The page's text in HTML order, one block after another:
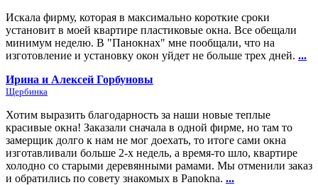
Искала фирму, которая в максимально короткие сроки
установит в моей квартире пластиковые окна. Все обещали
минимум неделю. В "Панокнах" мне пообщали, что на
изготовление и установку окон уйдет не больше трех дней. ...
Ирина и Алексей Горбуновы
Щербинка
Хотим выразить благодарность за наши новые теплые
красивые окна! Заказали сначала в одной фирме, но там то
замерщик долго к нам не мог доехать, то итоге сами окна
изготавливали больше 2-х недель, а время-то шло, квартире
холодно со старыми деревянными рамами. Мы отменили заказ
и обратились по совету знакомых в Panokna. ...